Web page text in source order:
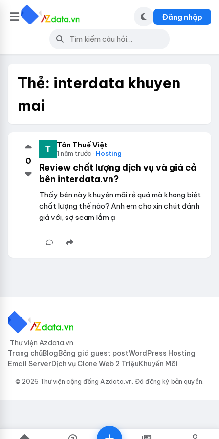
Đăng nhập
Thẻ: interdata khuyen
mai
0
Tân Thuế Việt
1 năm trước · Hosting
Review chất lượng dịch vụ và giá cả
bên interdata.vn?
Thấy bên này khuyến mãi rẻ quá mà khong biết
chất lượng thế nào? Anh em cho xin chút đánh
giá với, sợ scam lắm ạ
Thư viện Azdata.vn
Trang chủBlogBảng giá guest postWordPress Hosting
Email ServerDịch vụ Clone Web 2 TriệuKhuyến Mãi
© 2026 Thư viện cộng đồng Azdata.vn. Đã đăng ký bản quyền.